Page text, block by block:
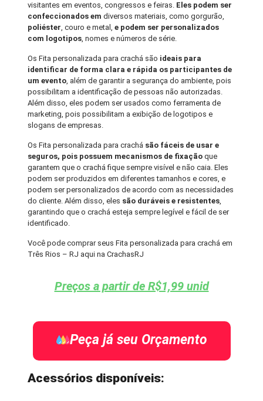
visitantes em eventos, congressos e feiras. Eles podem ser
confeccionados emdiversos materiais, como gorgurão,
poliéster, couro e metal,e podem ser personalizados
com logotipos, nomes e números de série.
Os Fita personalizada para crachá são ideais para
identificar de forma clara e rápida os participantes de
um evento, além de garantir a segurança do ambiente, pois
possibilitam a identificação de pessoas não autorizadas.
Além disso, eles podem ser usados como ferramenta de
marketing, pois possibilitam a exibição de logotipos e
slogans de empresas.
Os Fita personalizada para crachá são fáceis de usar e
seguros, pois possuem mecanismos de fixação que
garantem que o crachá fique sempre visível e não caia. Eles
podem ser produzidos em diferentes tamanhos e cores, e
podem ser personalizados de acordo com as necessidades
do cliente. Além disso, eles são duráveis e resistentes,
garantindo que o crachá esteja sempre legível e fácil de ser
identificado.
Você pode comprar seus Fita personalizada para crachá em
Três Rios – RJ aqui na CrachasRJ
Preços a partir de R$1,99 unid
Peça já seu Orçamento
Acessórios disponíveis: